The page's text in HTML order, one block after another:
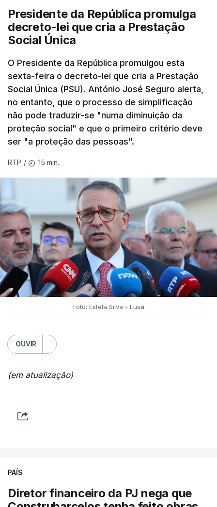
Presidente da República promulga
decreto-lei que cria a Prestação
Social Única
O Presidente da República promulgou esta
sexta-feira o decreto-lei que cria a Prestação
Social Única (PSU). António José Seguro alerta,
no entanto, que o processo de simplificação
não pode traduzir-se "numa diminuição da
proteção social" e que o primeiro critério deve
ser "a proteção das pessoas".
RTP / 15 min.
Foto: Estela Silva - Lusa
OUVIR
(em atualização)
PAÍS
Diretor financeiro da PJ nega que